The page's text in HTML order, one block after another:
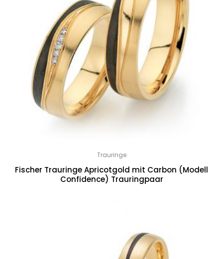
Trauringe
Fischer Trauringe Apricotgold mit Carbon (Modell
Confidence) Trauringpaar